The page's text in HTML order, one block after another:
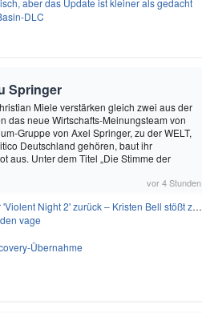
aber das Update ist kleiner als gedacht
DLC
Springer
Miele verstärken gleich zwei aus der
das neue Wirtschafts-Meinungsteam von
Gruppe von Axel Springer, zu der WELT,
Deutschland gehören, baut ihr
aus. Unter dem Titel „Die Stimme der
vor 4 Stunden
Night 2' zurück – Kristen Bell stößt zur Besetzung
vage
Übernahme